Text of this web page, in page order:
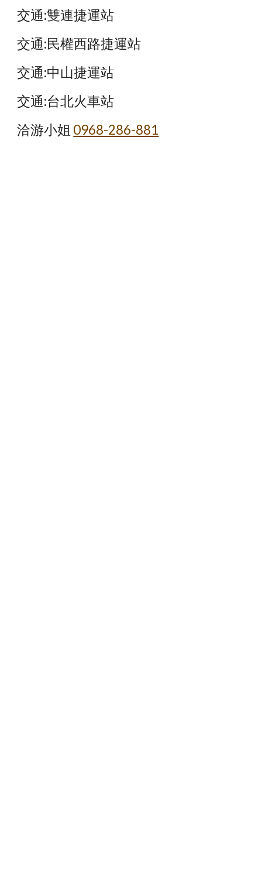
交通:雙連捷運站
交通:民權西路捷運站
交通:中山捷運站
交通:台北火車站
洽游小姐 0968-286-881